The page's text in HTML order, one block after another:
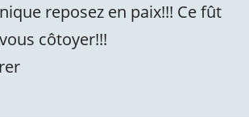
reposez en paix!!! Ce fût
côtoyer!!!